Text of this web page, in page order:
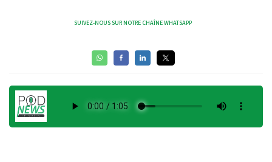
SUIVEZ-NOUS SUR NOTRE CHAÎNE WHATSAPP